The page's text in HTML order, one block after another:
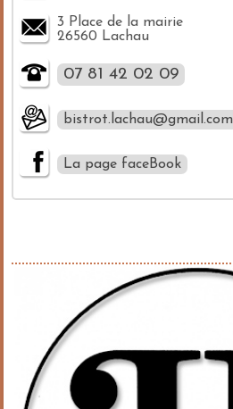
3 Place de la mairie
26560 Lachau
07 81 42 02 09
bistrot.lachau@gmail.com
La page faceBook